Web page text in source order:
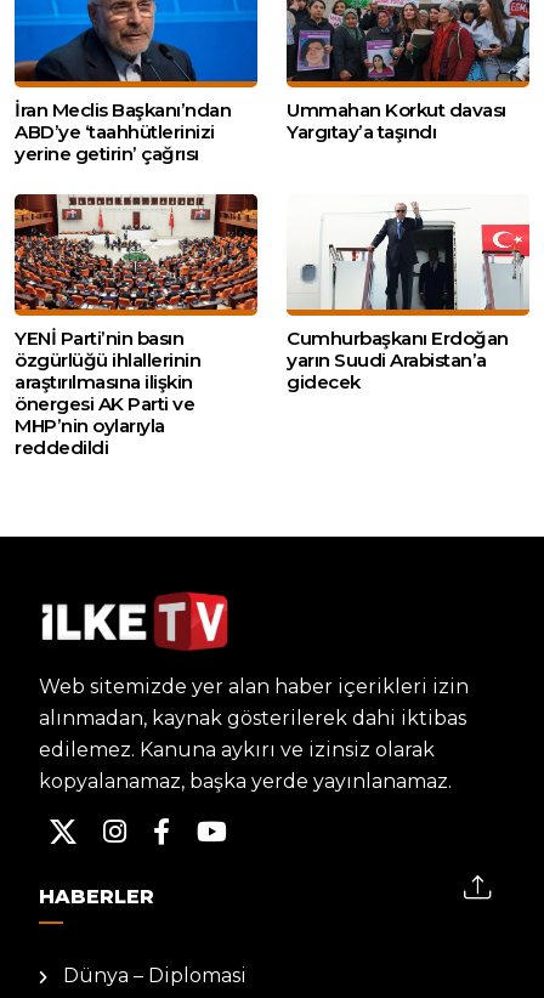
İran Meclis Başkanı’ndan
ABD’ye ‘taahhütlerinizi
yerine getirin’ çağrısı
Ummahan Korkut davası
Yargıtay’a taşındı
YENİ Parti’nin basın
özgürlüğü ihlallerinin
araştırılmasına ilişkin
önergesi AK Parti ve
MHP’nin oylarıyla
reddedildi
Cumhurbaşkanı Erdoğan
yarın Suudi Arabistan’a
gidecek
Web sitemizde yer alan haber içerikleri izin
alınmadan, kaynak gösterilerek dahi iktibas
edilemez. Kanuna aykırı ve izinsiz olarak
kopyalanamaz, başka yerde yayınlanamaz.
HABERLER
Dünya – Diplomasi